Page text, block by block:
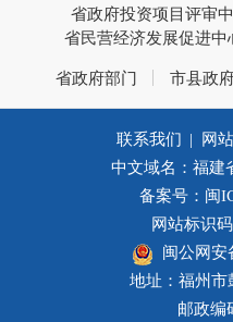
省政府投资项目评审
省民营经济发展促进中
省政府部门 市县政
联系我们 | 网
中文域名：福建
备案号：闽
网站标识
闽公网安
地址：福州市
邮政编